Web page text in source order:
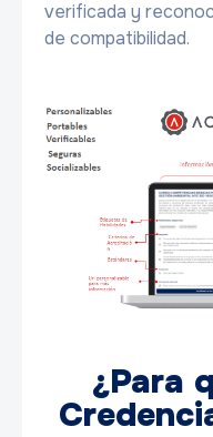
verificada y
de compatibilidad.
¿Para